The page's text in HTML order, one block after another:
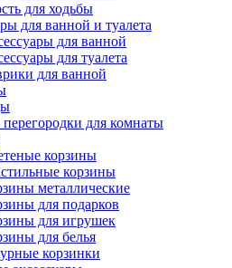
для ходьбы
для ванной и туалета
для ванной
для туалета
для ванной
для комнаты
корзины
корзины
металлические
для подарков
для игрушек
для белья
корзинки